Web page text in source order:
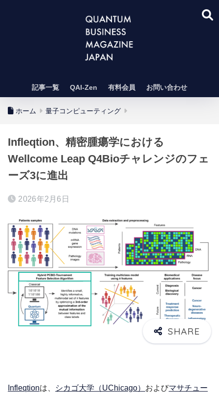
記事一覧 QAI-Zen 有料会員 お問い合わせ
ホーム 量子コンピューティング
Infleqtion、精密腫瘍学における
Wellcome Leap Q4Bioチャレンジのフェ
ーズ3に進出
2026年2月6日
Infleqtionは、 シカゴ大学（UChicago） およびマサチュー